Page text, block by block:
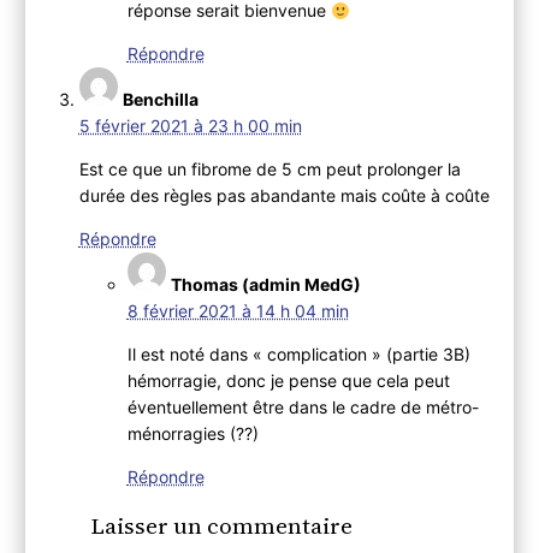
réponse serait bienvenue
Répondre
Benchilla
5 février 2021 à 23 h 00 min
Est ce que un fibrome de 5 cm peut prolonger la
durée des règles pas abandante mais coûte à coûte
Répondre
Thomas (admin MedG)
8 février 2021 à 14 h 04 min
Il est noté dans « complication » (partie 3B)
hémorragie, donc je pense que cela peut
éventuellement être dans le cadre de métro-
ménorragies (??)
Répondre
Laisser un commentaire